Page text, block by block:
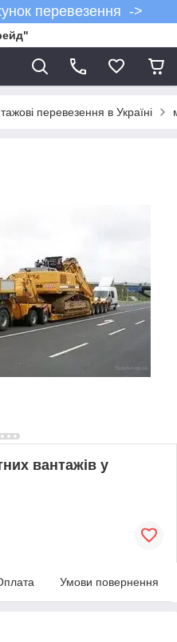
перевезення ->
перевезення в Україні
вантажів у
Умови повернення